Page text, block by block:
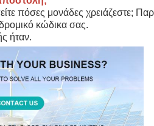
πόσες μονάδες χρειάζεστε;
κώδικα σας.
ήταν.